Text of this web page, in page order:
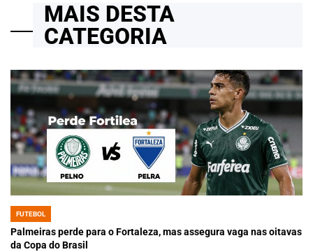
MAIS DESTA
CATEGORIA
POSTED
IN
FUTEBOL
Palmeiras perde para o Fortaleza, mas assegura vaga nas oitavas
da Copa do Brasil